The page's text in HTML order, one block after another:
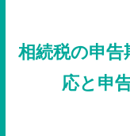
相続税の申
応と申